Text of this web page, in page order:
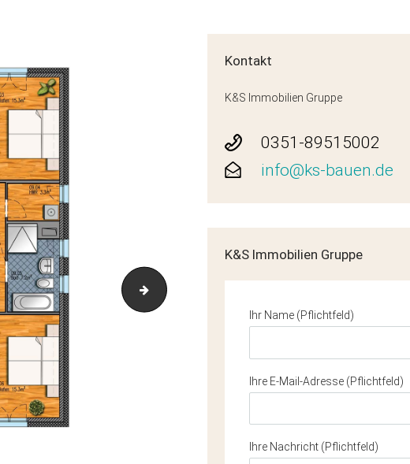
H3-2OG-Schlafen
Kontakt
K&S Immobilien Gruppe
0351-89515002
info@ks-bauen.de
K&S Immobilien Gruppe
Ihr Name (Pflichtfeld)
Ihre E-Mail-Adresse (Pflichtfeld)
Ihre Nachricht (Pflichtfeld)